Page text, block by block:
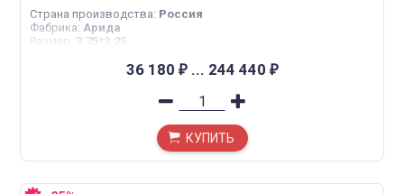
Страна производства: Россия
Фабрика: Арида
Размер : 3,75*2,25
36 180 ₽... 244 440 ₽
КУПИТЬ